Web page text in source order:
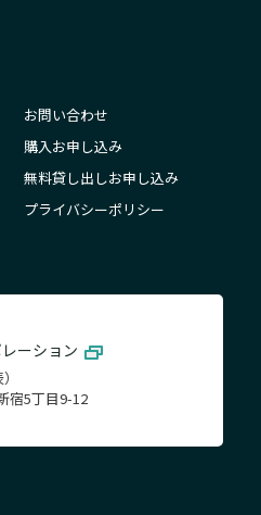
お問い合わせ
購入お申し込み
無料貸し出しお申し込み
プライバシーポリシー
ーション
宿5丁目9-12